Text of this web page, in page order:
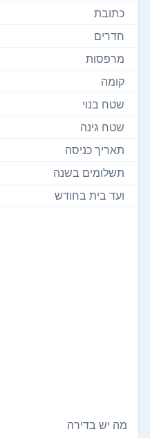
כתובת
חדרים
מרפסות
קומה
שטח בנוי
שטח גינה
תאריך כניסה
תשלומים בשנה
ועד בית בחודש
מה יש בדירה